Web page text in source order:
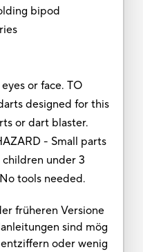
bipod
or face. TO
designed for this
or dart blaster.
- Small parts
under 3
tools needed.
früheren Versione
sind mög
oder wenig